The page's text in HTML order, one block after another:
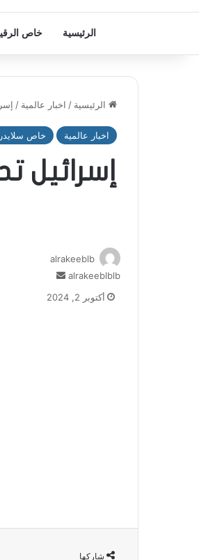
الرئيسية خاص
الرئيسية / اخبار عالمية /
اخبار عالمية خاص سلايدر
إسرائيل
alrakeeblb
alrakeeblblb
أرسل
إلكترونيا
أكتوبر 2, 2024
شاركها